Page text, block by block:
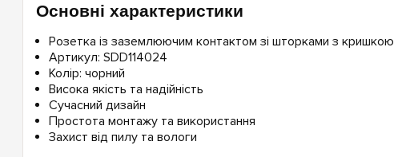
Основні характеристики
Розетка із заземлюючим контактом зі шторками з кришкою
Артикул: SDD114024
Колір: чорний
Висока якість та надійність
Сучасний дизайн
Простота монтажу та використання
Захист від пилу та вологи